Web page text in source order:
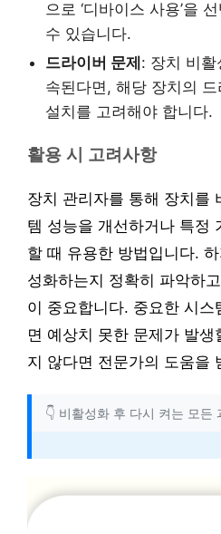
으로 ‘디바이스 사용’을
수 있습니다.
드라이버 문제 : 장치 비활
속된다면, 해당 장치의
설치를 고려해야 합니다.
활용 시 고려사항
장치 관리자를 통해 장치를
템 성능을 개선하거나 특정
할 때 유용한 방법입니다.
성화하는지 정확히 파악하
이 중요합니다. 중요한 시스
면 예상치 못한 문제가 발
지 않다면 전문가의 도움을
👇 비활성화 후 다시 켜는 모든